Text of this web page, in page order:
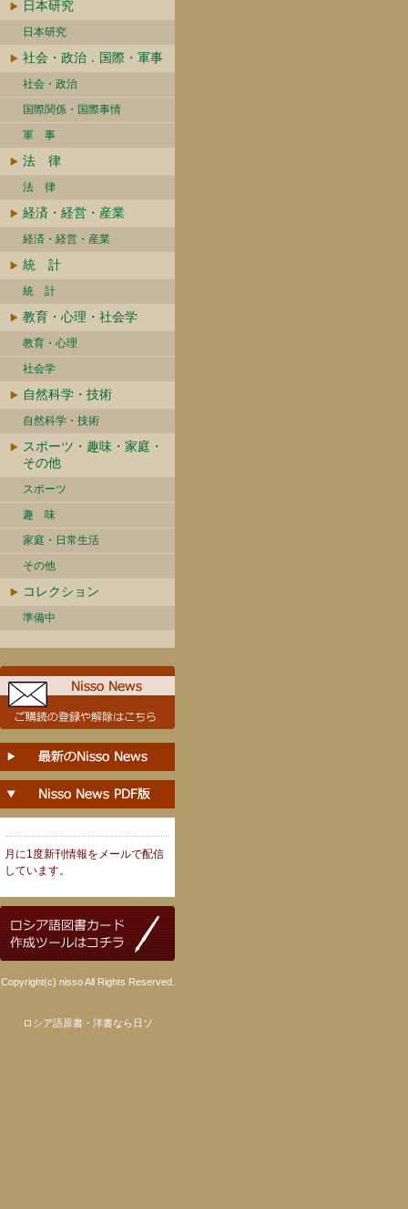
日本研究
日本研究
社会・政治．国際・軍事
社会・政治
国際関係・国際事情
軍 事
法 律
法 律
経済・経営・産業
経済・経営・産業
統 計
統 計
教育・心理・社会学
教育・心理
社会学
自然科学・技術
自然科学・技術
スポーツ・趣味・家庭・
その他
スポーツ
趣 味
家庭・日常生活
その他
コレクション
準備中
月に1度新刊情報をメールで配信
しています。
Copyright(c) nisso All Rights Reserved.
ロシア語原書・洋書なら日ソ